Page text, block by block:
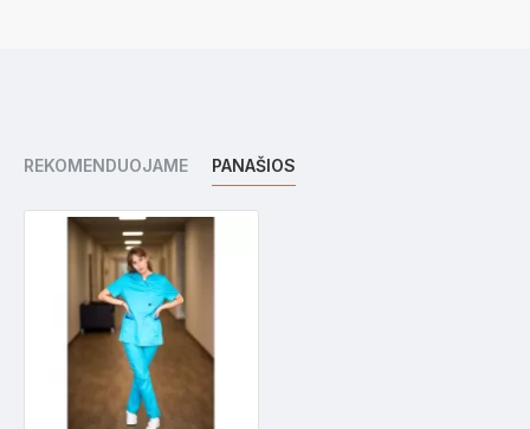
REKOMENDUOJAME PANAŠIOS